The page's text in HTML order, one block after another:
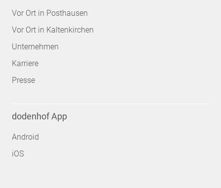
Vor Ort in Posthausen
Vor Ort in Kaltenkirchen
Unternehmen
Karriere
Presse
dodenhof App
Android
iOS